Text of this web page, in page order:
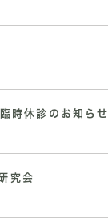
時休診のお知らせ
究会